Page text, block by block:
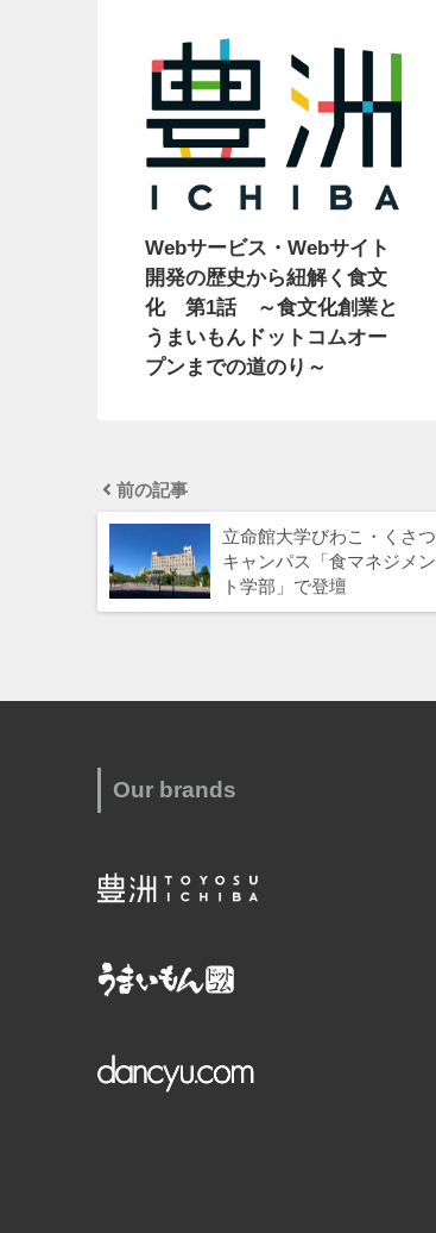
Webサービス・Webサイト
開発の歴史から紐解く食文
化 第1話 ～食文化創業と
うまいもんドットコムオー
プンまでの道のり～
前の記事
立命館大学びわこ・くさつ
キャンパス「食マネジメン
ト学部」で登壇
Our brands